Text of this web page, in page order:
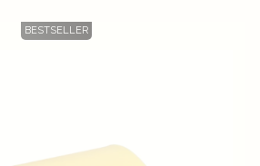
BESTSELLER